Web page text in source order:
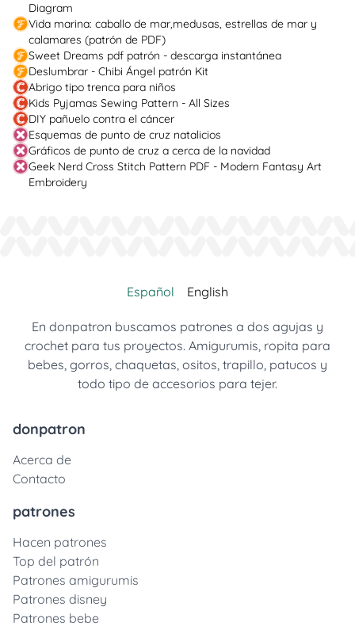
Diagram
Vida marina: caballo de mar,medusas, estrellas de mar y
calamares (patrón de PDF)
Sweet Dreams pdf patrón - descarga instantánea
Deslumbrar - Chibi Ángel patrón Kit
Abrigo tipo trenca para niños
Kids Pyjamas Sewing Pattern - All Sizes
DIY pañuelo contra el cáncer
Esquemas de punto de cruz natalicios
Gráficos de punto de cruz a cerca de la navidad
Geek Nerd Cross Stitch Pattern PDF - Modern Fantasy Art
Embroidery
Español English
En donpatron buscamos patrones a dos agujas y
crochet para tus proyectos. Amigurumis, ropita para
bebes, gorros, chaquetas, ositos, trapillo, patucos y
todo tipo de accesorios para tejer.
donpatron
Acerca de
Contacto
patrones
Hacen patrones
Top del patrón
Patrones amigurumis
Patrones disney
Patrones bebe